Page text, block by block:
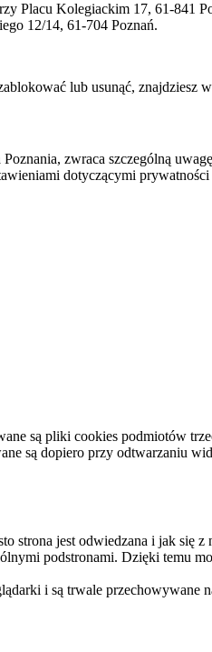
Placu Kolegiackim 17, 61-841
12/14, 61-704 Poznań.
lub usunąć, znajdziesz w
zwraca szczególną
dotyczącymi
są pliki cookies podmiotów
są dopiero przy odtwarzaniu
strona jest odwiedzana i jak się
podstronami. Dzięki temu
i są trwale przechowywane